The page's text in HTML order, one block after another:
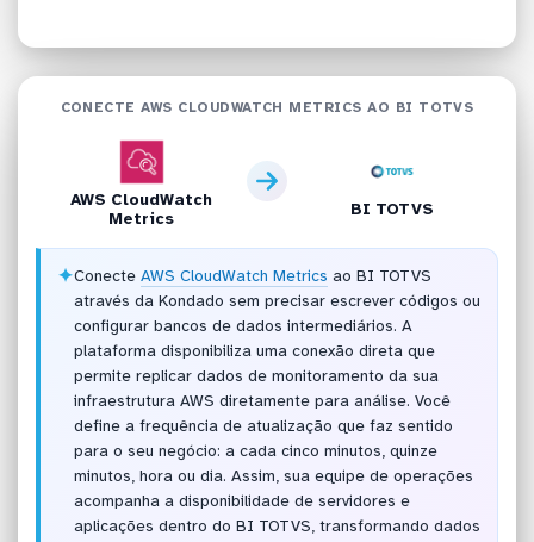
CONECTE AWS CLOUDWATCH METRICS AO BI TOTVS
AWS CloudWatch
Metrics
BI TOTVS
✦Conecte AWS CloudWatch Metrics ao BI TOTVS
através da Kondado sem precisar escrever códigos ou
configurar bancos de dados intermediários. A
plataforma disponibiliza uma conexão direta que
permite replicar dados de monitoramento da sua
infraestrutura AWS diretamente para análise. Você
define a frequência de atualização que faz sentido
para o seu negócio: a cada cinco minutos, quinze
minutos, hora ou dia. Assim, sua equipe de operações
acompanha a disponibilidade de servidores e
aplicações dentro do BI TOTVS, transformando dados